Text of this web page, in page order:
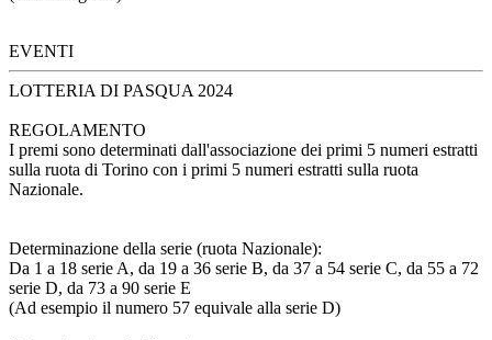
EVENTI
LOTTERIA DI PASQUA 2024
REGOLAMENTO
I premi sono determinati dall'associazione dei primi 5 numeri estratti
sulla ruota di Torino con i primi 5 numeri estratti sulla ruota
Nazionale.
Determinazione della serie (ruota Nazionale):
Da 1 a 18 serie A, da 19 a 36 serie B, da 37 a 54 serie C, da 55 a 72
serie D, da 73 a 90 serie E
(Ad esempio il numero 57 equivale alla serie D)